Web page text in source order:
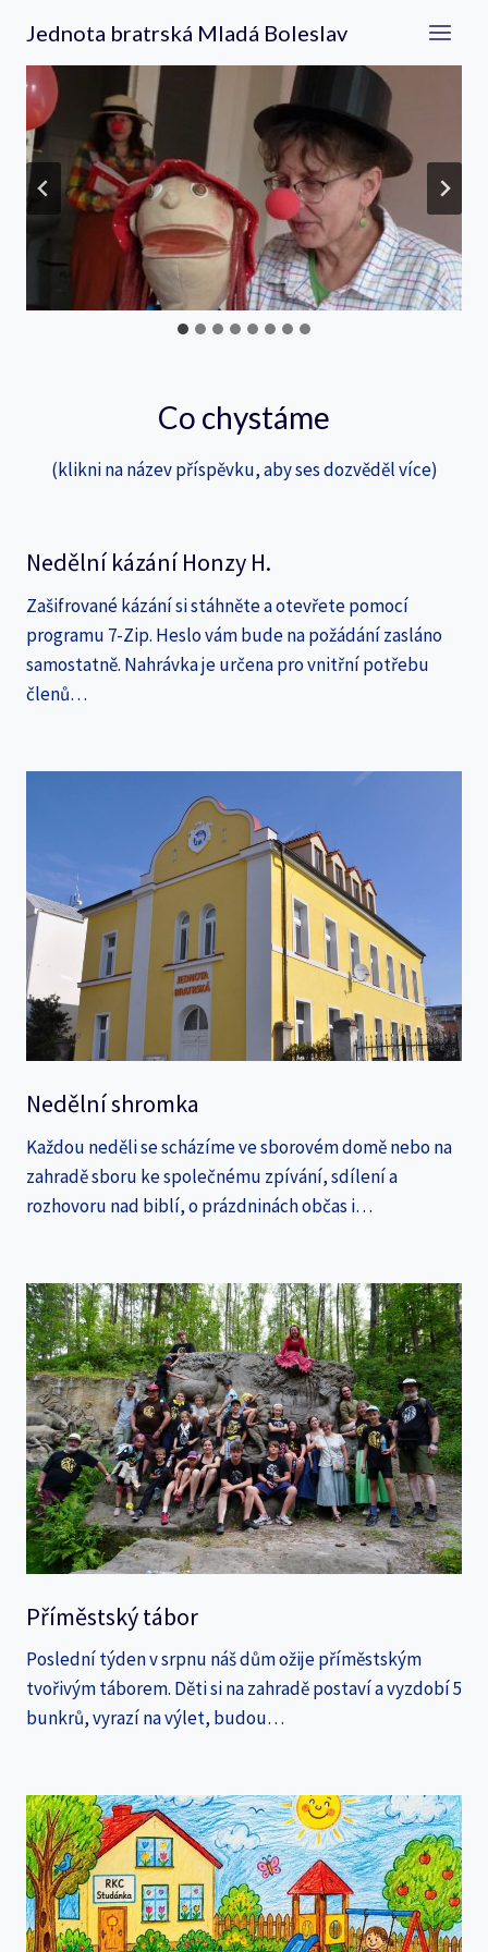
obsah
Jednota bratrská Mladá Boleslav
Co chystáme
(klikni na název příspěvku, aby ses dozvěděl více)
Nedělní kázání Honzy H.
Zašifrované kázání si stáhněte a otevřete pomocí
programu 7-Zip. Heslo vám bude na požádání zasláno
samostatně. Nahrávka je určena pro vnitřní potřebu
členů…
Nedělní shromka
Každou neděli se scházíme ve sborovém domě nebo na
zahradě sboru ke společnému zpívání, sdílení a
rozhovoru nad biblí, o prázdninách občas i…
Příměstský tábor
Poslední týden v srpnu náš dům ožije příměstským
tvořivým táborem. Děti si na zahradě postaví a vyzdobí 5
bunkrů, vyrazí na výlet, budou…